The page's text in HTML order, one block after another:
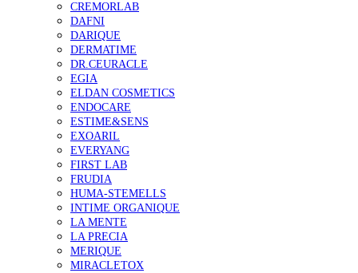
CREMORLAB
DAFNI
DARIQUE
DERMATIME
DR.CEURACLE
EGIA
ELDAN COSMETICS
ENDOCARE
ESTIME&SENS
EXOARIL
EVERYANG
FIRST LAB
FRUDIA
HUMA-STEMELLS
INTIME ORGANIQUE
LA MENTE
LA PRECIA
MERIQUE
MIRACLETOX